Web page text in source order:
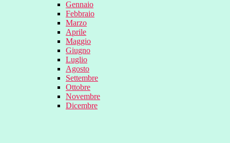
Gennaio
Febbraio
Marzo
Aprile
Maggio
Giugno
Luglio
Agosto
Settembre
Ottobre
Novembre
Dicembre